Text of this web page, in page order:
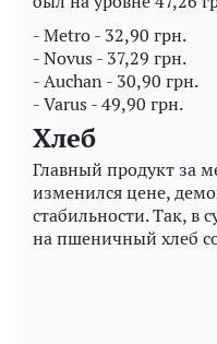
- Metro - 32,90 грн.
- Novus - 37,29 грн.
- Auchan - 30,90 грн.
- Varus - 49,90 грн.
Хлеб
Главный продукт за
изменился цене,
стабильности. Так, в
на пшеничный хлеб